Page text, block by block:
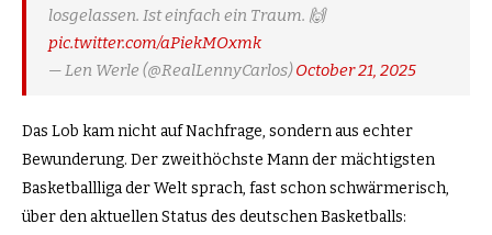
losgelassen. Ist einfach ein Traum. 🙌
pic.twitter.com/aPiekMOxmk
— Len Werle (@RealLennyCarlos)October 21, 2025
Das Lob kam nicht auf Nachfrage, sondern aus echter
Bewunderung. Der zweithöchste Mann der mächtigsten
Basketballliga der Welt sprach, fast schon schwärmerisch,
über den aktuellen Status des deutschen Basketballs: